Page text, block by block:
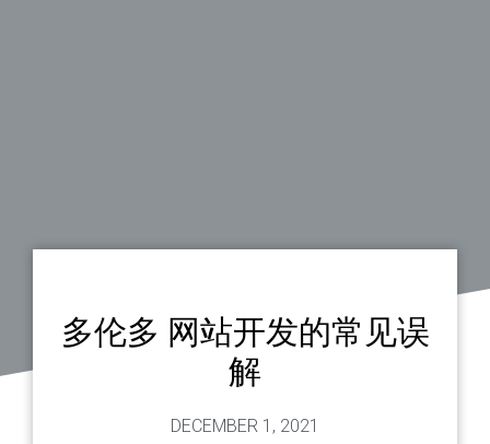
多伦多 网站开发的常见误
解
DECEMBER 1, 2021